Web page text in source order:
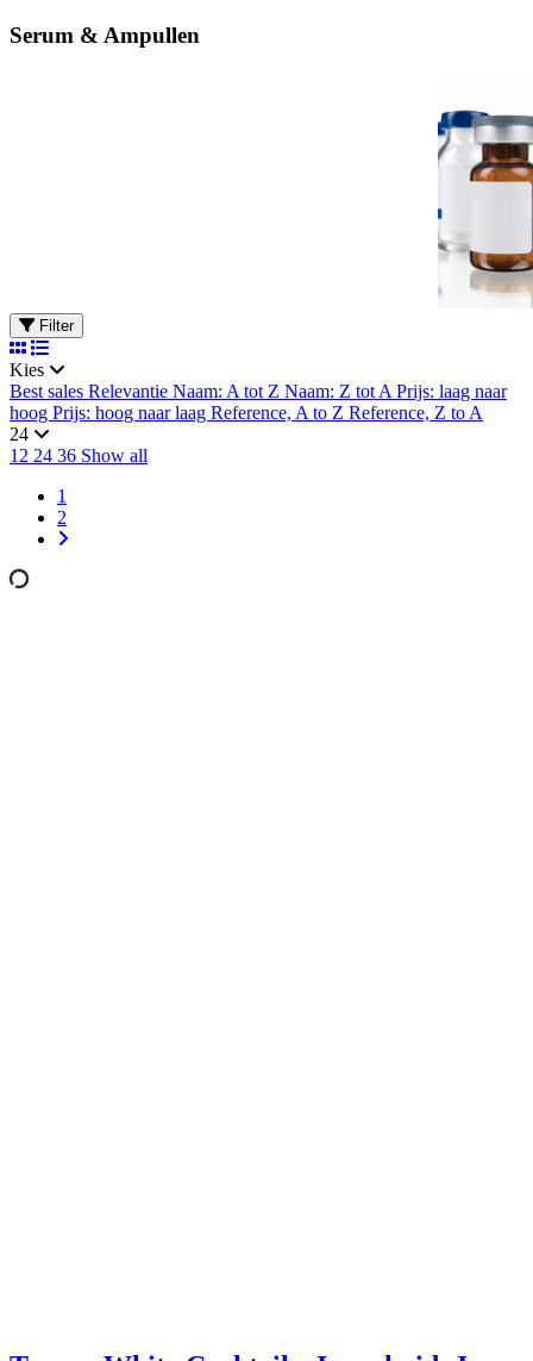
Serum & Ampullen
Filter
Kies
Best sales Relevantie Naam: A tot Z Naam: Z tot APrijs: laag naar
hoog Prijs: hoog naar laag Reference, A to Z Reference, Z to A
24
12 24 36 Show all
1
2